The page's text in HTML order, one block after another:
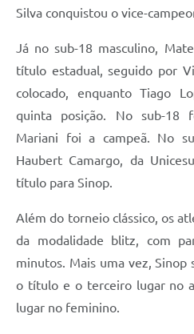
Silva conquistou o vice-
Já no sub-18 masculino,
título estadual, seguido por
colocado, enquanto Tiago
quinta posição. No sub-18
Mariani foi a campeã. No
Haubert Camargo, da
título para Sinop.
Além do torneio clássico, os
da modalidade blitz, com
minutos. Mais uma vez, Sinop
o título e o terceiro lugar no
lugar no feminino.